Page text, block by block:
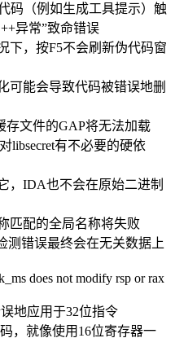
码（例如生成工具提示）触
异常”致命错误
下，按F5不会刷新伪代码窗
可能会导致代码被错误地删
存文件的GAP将无法加载
libsecret有不必要的硬依
，IDA也不会在原始二进制
匹配的全局名称将失败
测错误最终会在无关数据上
does not modify rsp or rax
地应用于32位指令
，就像使用16位寄存器一